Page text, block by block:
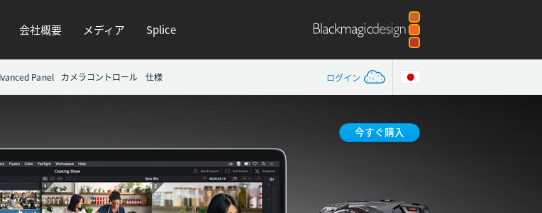
会社概要 メディア Splice
ログイン
Panel カメラコントロール 仕様
今すぐ購入